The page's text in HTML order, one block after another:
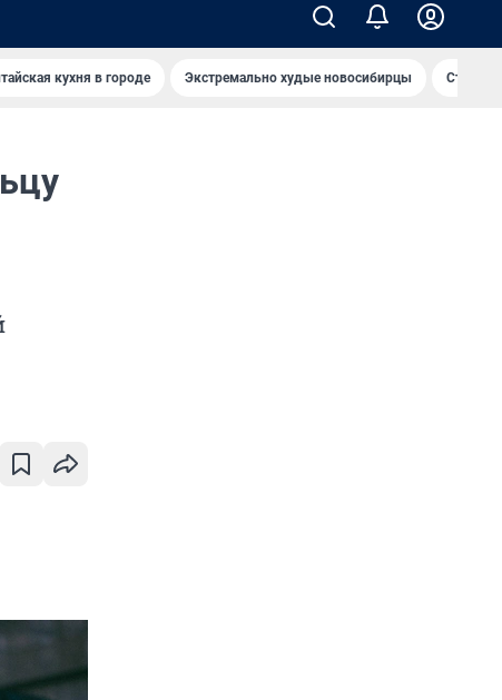
кухня в городе Экстремально худые новосибирцы Старт